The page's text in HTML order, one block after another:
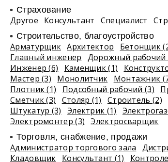
Страхование
Другое Консультант Специалист
Строительство, благоустройство
Арматурщик Архитектор Бетонщик
Главный инженер
Дорожный рабочий
Инженер (6)
Каменщик (1)
Мастер (3)
Монолитчик Монтажник
Плотник (1)
Подсобный рабочий (3)
Сметчик (3)
Столяр (1) Строитель (2)
Штукатур (3)
Электрик (1)
Электромонтер (3)
Электросварщик
Торговля, снабжение, продажи
Администратор торгового зала
Кладовщик
Консультант (1)